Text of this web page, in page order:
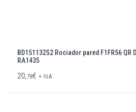
BD151132S2 Rociador pared F1FR56 QR
RA1435
20,78€ + IVA